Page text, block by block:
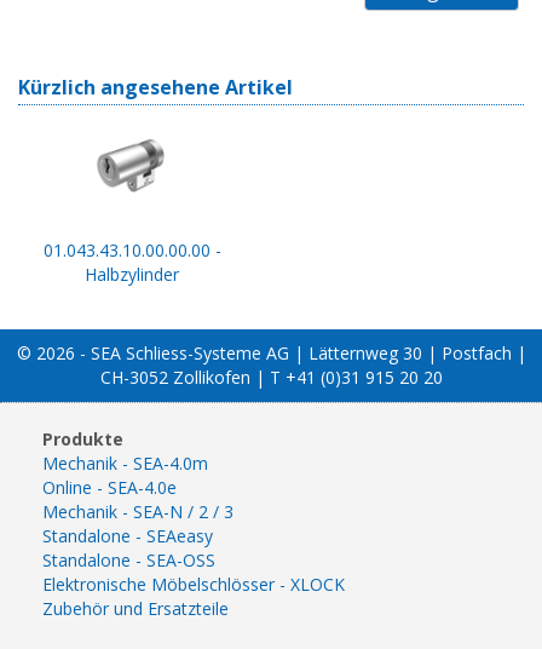
Kürzlich angesehene Artikel
01.043.43.10.00.00.00 -
Halbzylinder
© 2026 - SEA Schliess-Systeme AG | Lätternweg 30 | Postfach |
CH-3052 Zollikofen | T +41 (0)31 915 20 20
Produkte
Mechanik - SEA-4.0m
Online - SEA-4.0e
Mechanik - SEA-N / 2 / 3
Standalone - SEAeasy
Standalone - SEA-OSS
Elektronische Möbelschlösser - XLOCK
Zubehör und Ersatzteile